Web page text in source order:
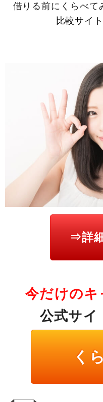
借りる前にくらべて
比較サイ
⇒詳
今だけのキ
公式サイ
く